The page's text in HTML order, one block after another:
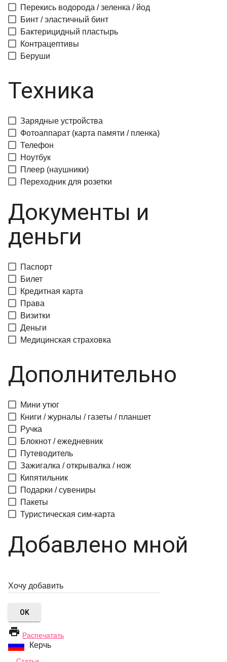
Перекись водорода / зеленка / йод
Бинт / эластичный бинт
Бактерицидный пластырь
Контрацептивы
Беруши
Техника
Зарядные устройства
Фотоаппарат (карта памяти / пленка)
Телефон
Ноутбук
Плеер (наушники)
Переходник для розетки
Документы и
деньги
Паспорт
Билет
Кредитная карта
Права
Визитки
Деньги
Медицинская страховка
Дополнительно
Мини утюг
Книги / журналы / газеты / планшет
Ручка
Блокнот / ежедневник
Путеводитель
Зажигалка / открывалка / нож
Кипятильник
Подарки / сувениры
Пакеты
Туристическая сим-карта
Добавлено мной
OK
 Распечатать
Керчь